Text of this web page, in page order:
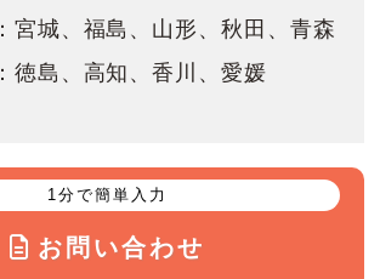
：宮城、福島、山形、秋田、青森
：徳島、高知、香川、愛媛
1分で簡単入力
お問い合わせ